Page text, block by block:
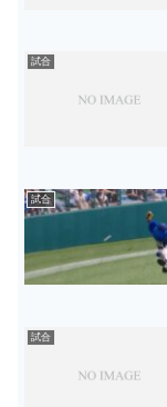
試合
試合
試合